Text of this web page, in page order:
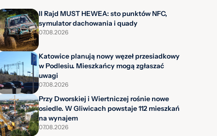
II Rajd MUST HEWEA: sto punktów NFC,
symulator dachowania i quady
07.08.2026
Katowice planują nowy węzeł przesiadkowy
w Podlesiu. Mieszkańcy mogą zgłaszać
uwagi
07.08.2026
Przy Dworskiej i Wiertniczej rośnie nowe
osiedle. W Gliwicach powstaje 112 mieszkań
na wynajem
07.08.2026